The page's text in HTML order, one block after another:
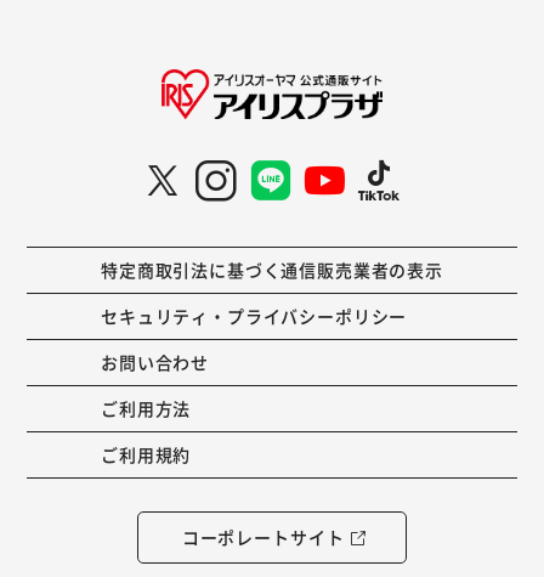
特定商取引法に基づく通信販売業者の表示
セキュリティ・プライバシーポリシー
お問い合わせ
ご利用方法
ご利用規約
コーポレートサイト